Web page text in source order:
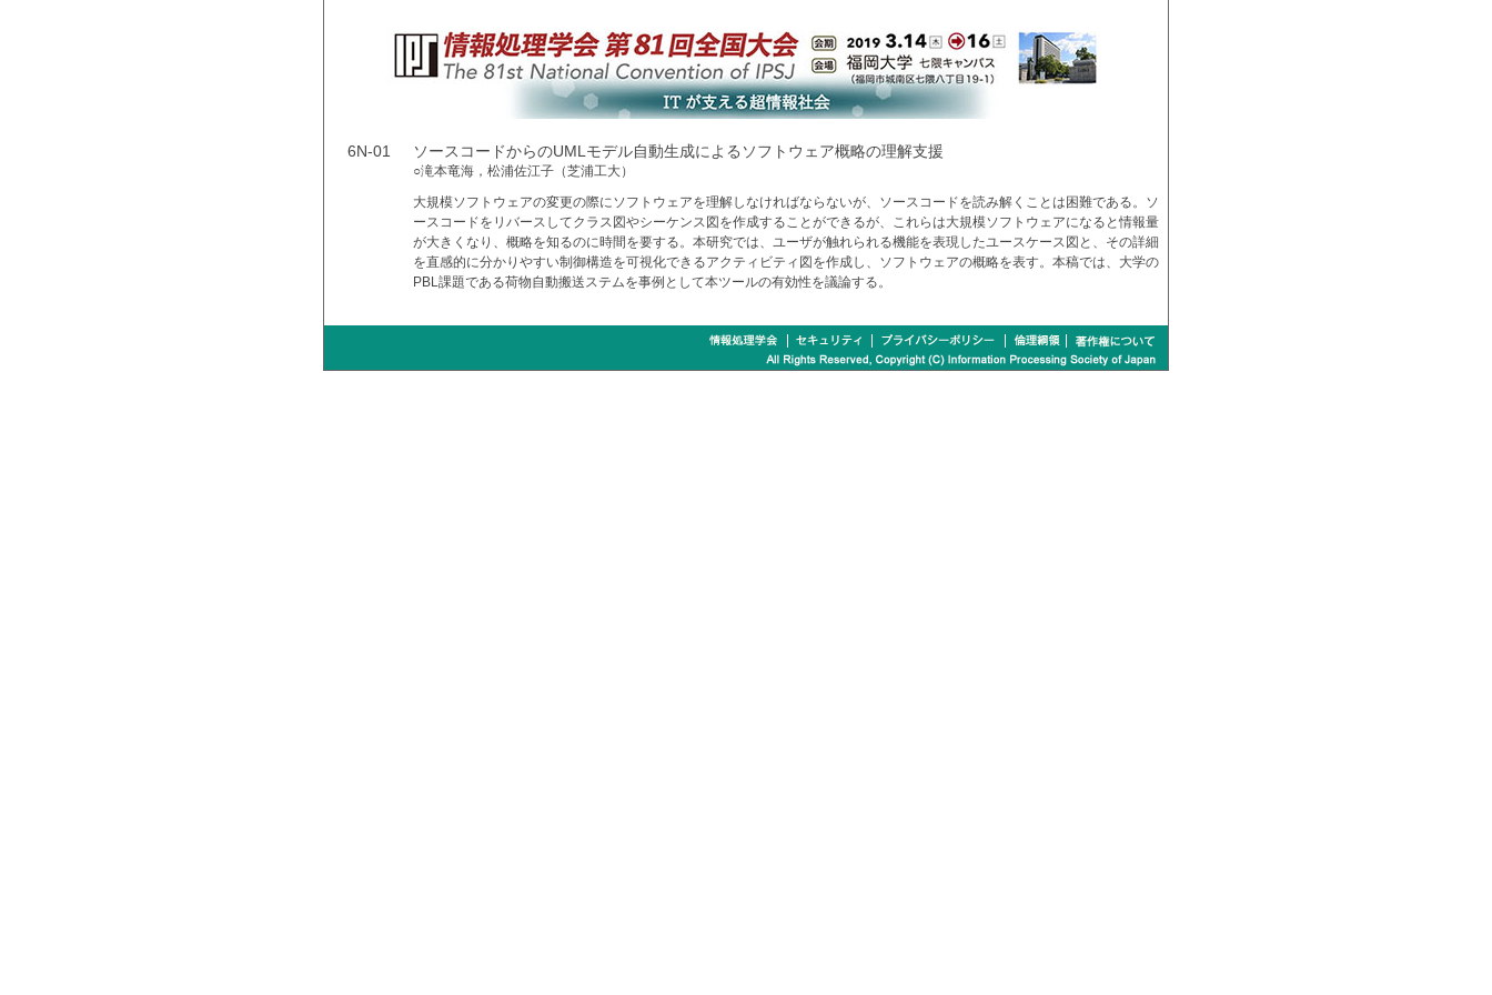
6N-01 ソースコードからのUMLモデル自動生成によるソフトウェア概略の理解支援
○滝本竜海，松浦佐江子（芝浦工大）
大規模ソフトウェアの変更の際にソフトウェアを理解しなければならないが、ソースコードを読み解くことは困難である。ソ
ースコードをリバースしてクラス図やシーケンス図を作成することができるが、これらは大規模ソフトウェアになると情報量
が大きくなり、概略を知るのに時間を要する。本研究では、ユーザが触れられる機能を表現したユースケース図と、その詳細
を直感的に分かりやすい制御構造を可視化できるアクティビティ図を作成し、ソフトウェアの概略を表す。本稿では、大学の
PBL課題である荷物自動搬送ステムを事例として本ツールの有効性を議論する。